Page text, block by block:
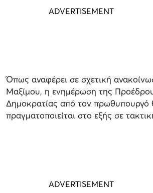
Όπως αναφέρει σε σχετική
Μαξίμου, η ενημέρωση της
Δημοκρατίας από τον πρωθυπουργό
πραγματοποιείται στο εξής σε